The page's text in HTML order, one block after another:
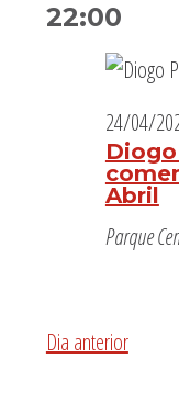
22:00
Abril
24/04/
Parque
Dia anterior